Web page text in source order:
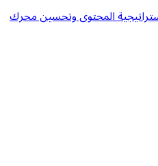
المحتوى وتحسين محرك